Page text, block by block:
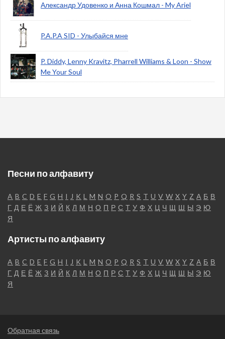
Александр Удовенко и Анна Кошмал - My Ariel
P.A.P.A SID - Улыбайся мне
P. Diddy, Lenny Kravitz, Pharrell Williams & Loon - Show
Me Your Soul
Песни по алфавиту
A B C D E F G H I J K L M N O P Q R S T U V W X Y Z А Б В
Г Д Е Ё Ж З И Й К Л М Н О П Р С Т У Ф Х Ц Ч Щ Ш Ы Э Ю
Я
Артисты по алфавиту
A B C D E F G H I J K L M N O P Q R S T U V W X Y Z А Б В
Г Д Е Ё Ж З И Й К Л М Н О П Р С Т У Ф Х Ц Ч Щ Ш Ы Э Ю
Я
Обратная связь